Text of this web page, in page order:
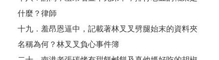
什麼？ 律師
十九．羞昂恩逼中，記載著林叉叉劈腿始末的資料夾
名稱為何？ 林叉叉負心事件簿